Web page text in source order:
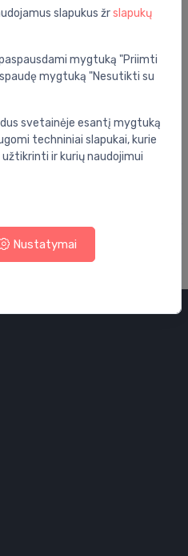
COMFORTmit RFV RB
slapukus žrslapukų
mygtuką "Priimti
mygtuką "Nesutikti su
svetainėje esantį mygtuką
techniniai slapukai, kurie
ir kurių naudojimui
Nustatymai